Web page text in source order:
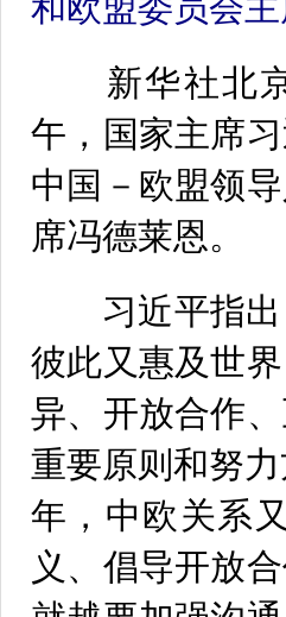
和欧盟委员会
新华社北京
午，国家主席
中国－欧盟领
席冯德莱恩。
习近平指出
彼此又惠及世
异、开放合作
重要原则和努
年，中欧关系
义、倡导开放